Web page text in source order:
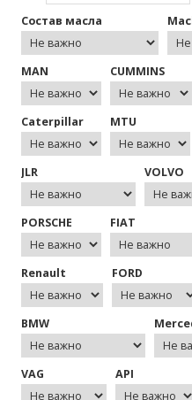
Состав масла
MAN CUMMINS
Caterpillar MTU
JLR VOLVO
PORSCHE FIAT
Renault FORD
BMW
VAG API